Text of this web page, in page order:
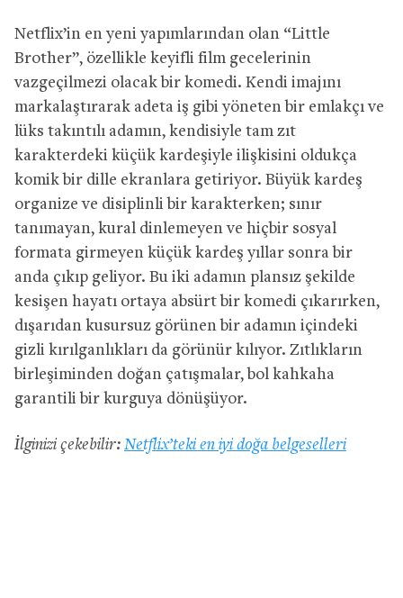
Netflix’in en yeni yapımlarından olan “Little
Brother”, özellikle keyifli film gecelerinin
vazgeçilmezi olacak bir komedi. Kendi imajını
markalaştırarak adeta iş gibi yöneten bir emlakçı ve
lüks takıntılı adamın, kendisiyle tam zıt
karakterdeki küçük kardeşiyle ilişkisini oldukça
komik bir dille ekranlara getiriyor. Büyük kardeş
organize ve disiplinli bir karakterken; sınır
tanımayan, kural dinlemeyen ve hiçbir sosyal
formata girmeyen küçük kardeş yıllar sonra bir
anda çıkıp geliyor. Bu iki adamın plansız şekilde
kesişen hayatı ortaya absürt bir komedi çıkarırken,
dışarıdan kusursuz görünen bir adamın içindeki
gizli kırılganlıkları da görünür kılıyor. Zıtlıkların
birleşiminden doğan çatışmalar, bol kahkaha
garantili bir kurguya dönüşüyor.
İlginizi çekebilir: Netflix’teki en iyi doğa belgeselleri